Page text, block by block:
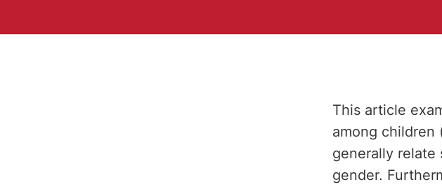
This article
among children
generally
gender.